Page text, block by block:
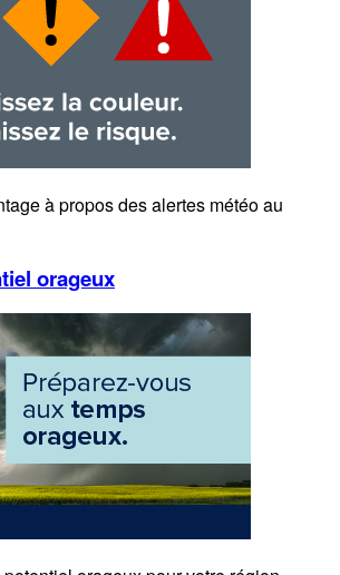
à propos des alertes météo au
orageux